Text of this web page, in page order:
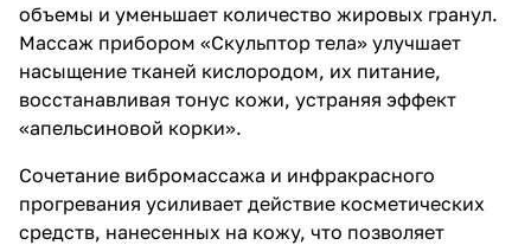
объемы и уменьшает количество жировых гранул.
Массаж прибором «Скульптор тела» улучшает
насыщение тканей кислородом, их питание,
восстанавливая тонус кожи, устраняя эффект
«апельсиновой корки».
Сочетание вибромассажа и инфракрасного
прогревания усиливает действие косметических
средств, нанесенных на кожу, что позволяет